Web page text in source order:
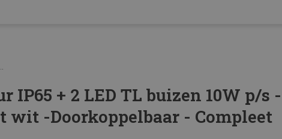
IP65 + 2 LED TL buizen 10W p/s -
wit -Doorkoppelbaar - Compleet